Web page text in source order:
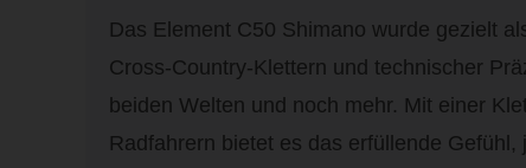
Das Element C50 Shimano wurde gezielt
Cross-Country-Klettern und technischer
beiden Welten und noch mehr. Mit einer
Radfahrern bietet es das erfüllende